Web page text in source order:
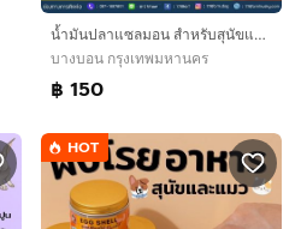
น้ำมันปลาแซลมอน สำหรับสุนัขและแมว
บางบอน กรุงเทพมหานคร
฿ 150
HOT